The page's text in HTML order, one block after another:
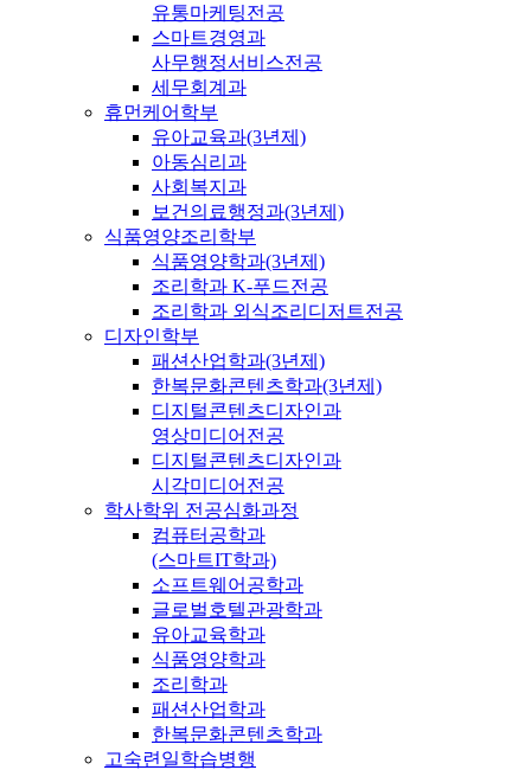
유통마케팅전공
스마트경영과
사무행정서비스전공
세무회계과
휴먼케어학부
유아교육과(3년제)
아동심리과
사회복지과
보건의료행정과(3년제)
식품영양조리학부
식품영양학과(3년제)
조리학과 K-푸드전공
조리학과 외식조리디저트전공
디자인학부
패션산업학과(3년제)
한복문화콘텐츠학과(3년제)
디지털콘텐츠디자인과
영상미디어전공
디지털콘텐츠디자인과
시각미디어전공
학사학위 전공심화과정
컴퓨터공학과
(스마트IT학과)
소프트웨어공학과
글로벌호텔관광학과
유아교육학과
식품영양학과
조리학과
패션산업학과
한복문화콘텐츠학과
고숙련일학습병행